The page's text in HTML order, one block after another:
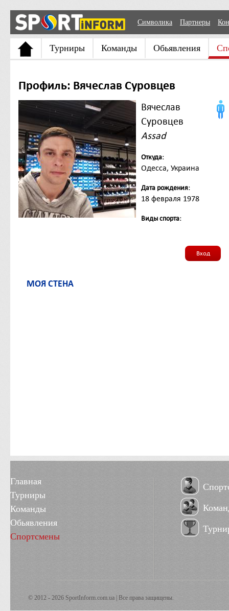
Символика Партнеры
Турниры Команды Обьявления
Профиль: Вячеслав Суровцев
Вячеслав
Суровцев
Assad
Откуда:
Одесса, Украина
Дата рождения:
18 февраля 1978
Виды спорта:
Вход
МОЯ СТЕНА
Главная
Турниры
Команды
Обьявления
Спортсмены
© 2012 - 2026 SportInform.com.ua | Все права защищены.